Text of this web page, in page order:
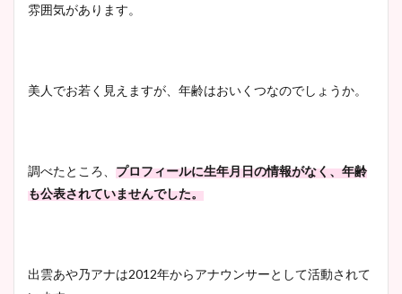
雰囲気があります。
美人でお若く見えますが、年齢はおいくつなのでしょうか。
調べたところ、 プロフィールに生年月日の情報がなく、年齢
も公表されていませんでした。
出雲あや乃アナは2012年からアナウンサーとして活動されて